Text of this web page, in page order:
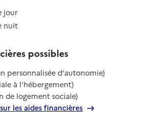
jour
: non disponible
nuit
: non disponible
possibles
personnalisée d'autonomie)
à l'hébergement)
de logement sociale)
les aides financières